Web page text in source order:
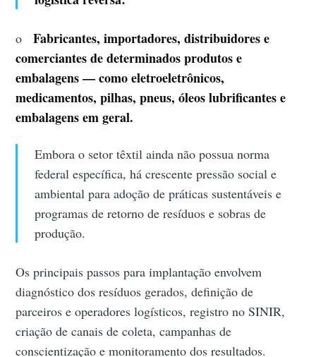
oFabricantes, importadores, distribuidores e
comerciantes de determinados produtos e
embalagens — como eletroeletrônicos,
medicamentos, pilhas, pneus, óleos lubrificantes e
embalagens em geral.
Embora o setor têxtil ainda não possua norma
federal específica, há crescente pressão social e
ambiental para adoção de práticas sustentáveis e
programas de retorno de resíduos e sobras de
produção.
Os principais passos para implantação envolvem
diagnóstico dos resíduos gerados, definição de
parceiros e operadores logísticos, registro no SINIR,
criação de canais de coleta, campanhas de
conscientização e monitoramento dos resultados.